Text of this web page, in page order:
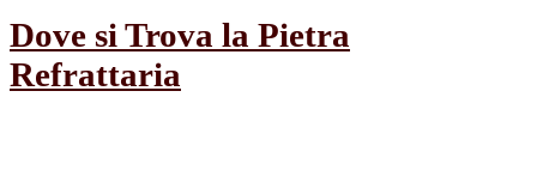
Dove si Trova la Pietra
Refrattaria